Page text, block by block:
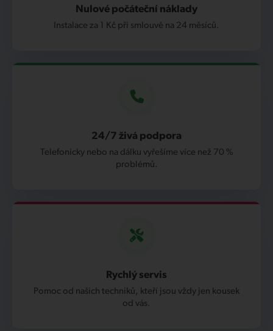
Nulové počáteční náklady
Instalace za 1 Kč při smlouvě na 24 měsíců.
24/7 živá podpora
Telefonicky nebo na dálku vyřešíme více než 70 %
problémů.
Rychlý servis
Pomoc od našich techniků, kteří jsou vždy jen kousek
od vás.